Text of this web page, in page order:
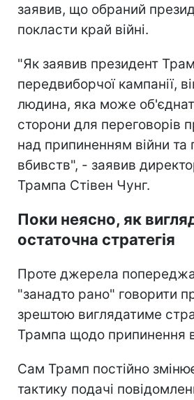
заявив, що обраний
покласти край війні.
"Як заявив президент
передвиборчої кампанії,
людина, яка може
сторони для переговорів
над припиненням війни
вбивств", - заявив
Трампа Стівен Чунг.
Поки неясно, як
остаточна стратегія
Проте джерела
"занадто рано" говорити
зрештою виглядатиме
Трампа щодо припинення
Сам Трамп постійно змінює
тактику подачі